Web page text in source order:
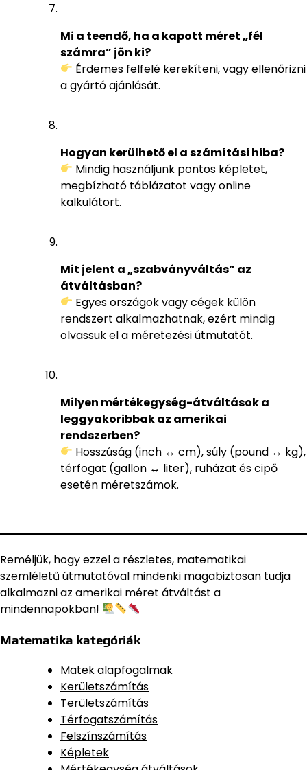
Mi a teendő, ha a kapott méret „fél
számra” jön ki?
Érdemes felfelé kerekíteni, vagy ellenőrizni
a gyártó ajánlását.
Hogyan kerülhető el a számítási hiba?
Mindig használjunk pontos képletet,
megbízható táblázatot vagy online
kalkulátort.
Mit jelent a „szabványváltás” az
átváltásban?
Egyes országok vagy cégek külön
rendszert alkalmazhatnak, ezért mindig
olvassuk el a méretezési útmutatót.
Milyen mértékegység-átváltások a
leggyakoribbak az amerikai
rendszerben?
Hosszúság (inch ↔ cm), súly (pound ↔ kg),
térfogat (gallon ↔ liter), ruházat és cipő
esetén méretszámok.
Reméljük, hogy ezzel a részletes, matematikai
szemléletű útmutatóval mindenki magabiztosan tudja
alkalmazni az amerikai méret átváltást a
mindennapokban!
Matematika kategóriák
Matek alapfogalmak
Kerületszámítás
Területszámítás
Térfogatszámítás
Felszínszámítás
Képletek